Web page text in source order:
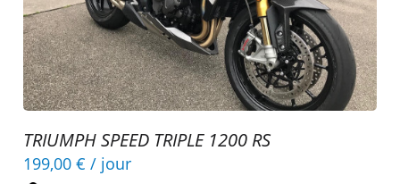
TRIUMPH SPEED TRIPLE 1200 RS
199,00 € / jour